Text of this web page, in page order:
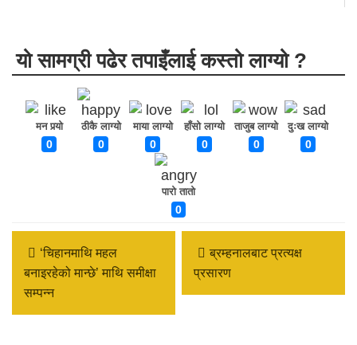
यो सामग्री पढेर तपाइँलाई कस्तो लाग्यो ?
मन पर्‍यो
0
ठीकै लाग्यो
0
माया लाग्यो
0
हाँसो लाग्यो
0
ताजुब लाग्यो
0
दुःख लाग्यो
0
पारो तातो
0
‘चिहानमाथि महल
बनाइरहेको मान्छे’ माथि समीक्षा
सम्पन्न
ब्रम्हनालबाट प्रत्यक्ष
प्रसारण